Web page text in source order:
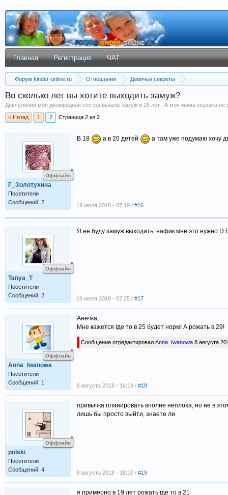
Главная Регистрация ЧАТ
Форум kinder-online.ru Отношения Девичьи секреты
Во сколько лет вы хотите выходить замуж?
Девчулллии моя двоюродная сестра вышла замуж в 25 лет . А моя мама сказала не
< Назад
1 2 Страница 2 из 2
Оффлайн
Г_Золотухина
Посетители
Сообщений: 2
В 18 а в 20 детей а там уже подумаю хочу
19 июля 2018 - 07:19 / #16
Оффлайн
Tanya_T
Посетители
Сообщений: 2
Я не буду замуж выходить, нафик мне это нужно:D
19 июля 2018 - 07:25 / #17
Оффлайн
Anna_Iwanowa
Посетители
Сообщений: 1
Анечка,
Мне кажется где то в 25 будет норм! А рожать в 29!
Сообщение отредактировал Anna_Iwanowa 8 августа
8 августа 2018 - 16:19 / #18
Оффлайн
polski
Посетители
Сообщений: 4
привычка планировать вполне неплоха, но не в
лишь бы просто выйти, знаете ли
8 августа 2018 - 18:10 / #19
я примерно в 19 лет рожать где то в 21